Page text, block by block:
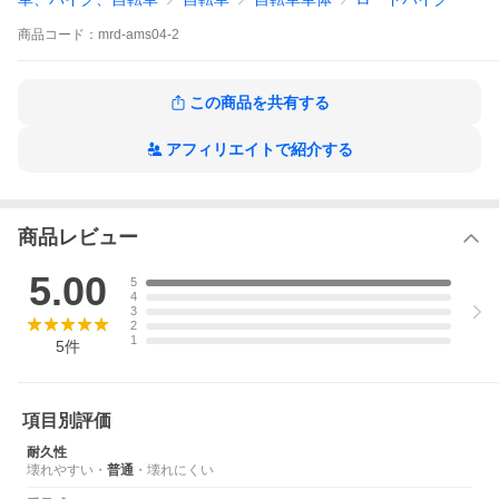
商品 コード： mrd-ams04-2
この商品を共有する
アフィリエイトで紹介する
商品レビュー
5.00
5件
5
4
3
2
1
項目別評価
耐久性
壊れやすい ・ 普通 ・ 壊れにくい